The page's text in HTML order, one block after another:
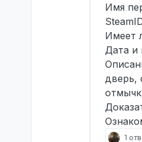
Имя
Имеет
Дата и
дверь,
1